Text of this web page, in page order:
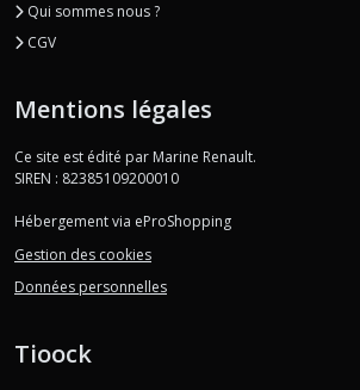
Qui sommes nous ?
CGV
Mentions légales
Ce site est édité par Marine Renault.
SIREN : 82385109200010
Hébergement via eProShopping
Gestion des cookies
Données personnelles
Tioock